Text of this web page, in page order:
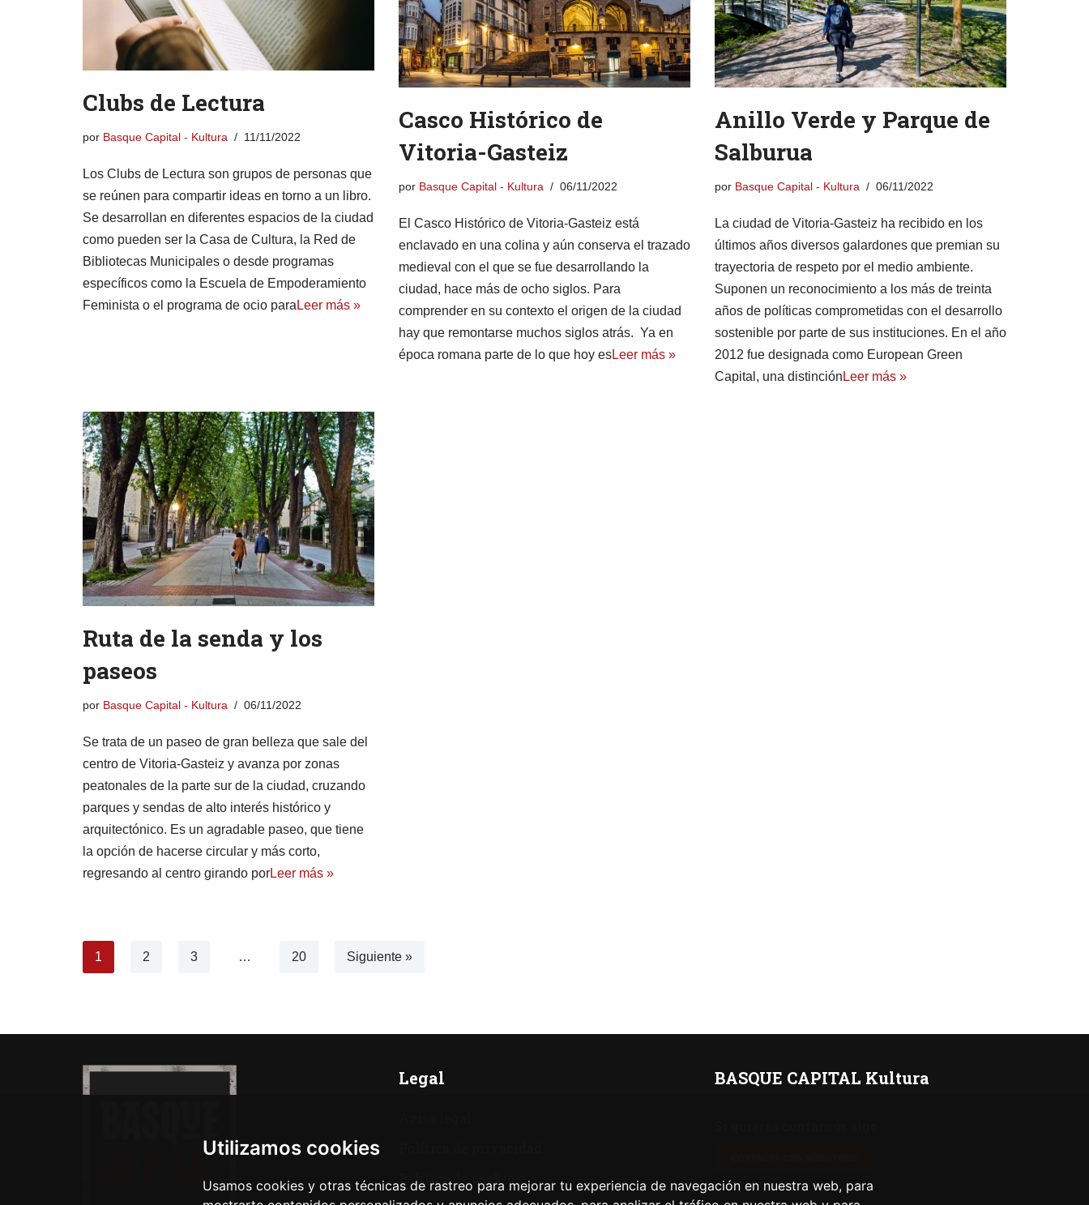
Utilizamos cookies
Usamos cookies y otras técnicas de rastreo para mejorar tu experiencia de navegación en nuestra web, para
Clubs de Lectura
por Basque Capital - Kultura 11/11/2022
Los Clubs de Lectura son grupos de personas que
se reúnen para compartir ideas en torno a un libro.
Se desarrollan en diferentes espacios de la ciudad
como pueden ser la Casa de Cultura, la Red de
Bibliotecas Municipales o desde programas
específicos como la Escuela de Empoderamiento
Feminista o el programa de ocio para Leer más »
Casco Histórico de
Vitoria-Gasteiz
por Basque Capital - Kultura 06/11/2022
El Casco Histórico de Vitoria-Gasteiz está
enclavado en una colina y aún conserva el trazado
medieval con el que se fue desarrollando la
ciudad, hace más de ocho siglos. Para
comprender en su contexto el origen de la ciudad
hay que remontarse muchos siglos atrás. Ya en
época romana parte de lo que hoy esLeer más »
Anillo Verde y Parque de
Salburua
por Basque Capital - Kultura 06/11/2022
La ciudad de Vitoria-Gasteiz ha recibido en los
últimos años diversos galardones que premian su
trayectoria de respeto por el medio ambiente.
Suponen un reconocimiento a los más de treinta
años de políticas comprometidas con el desarrollo
sostenible por parte de sus instituciones. En el año
2012 fue designada como European Green
Capital, una distinción Leer más »
Ruta de la senda y los
paseos
por Basque Capital - Kultura 06/11/2022
Se trata de un paseo de gran belleza que sale del
centro de Vitoria-Gasteiz y avanza por zonas
peatonales de la parte sur de la ciudad, cruzando
parques y sendas de alto interés histórico y
arquitectónico. Es un agradable paseo, que tiene
la opción de hacerse circular y más corto,
regresando al centro girando porLeer más »
1 2 3 … 20 Siguiente »
Legal
Política de cookies
BASQUE CAPITAL Kultura